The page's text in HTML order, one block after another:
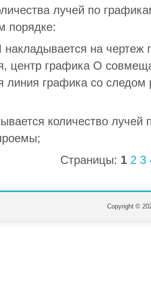
лучей по
порядке:
на чертеж
центр графика О
линия графика со следом
количество лучей
Страницы: 1 2 3
Copyright ©